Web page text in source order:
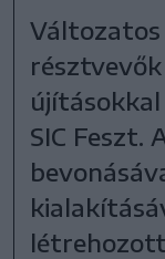
Változatos
SIC Feszt.